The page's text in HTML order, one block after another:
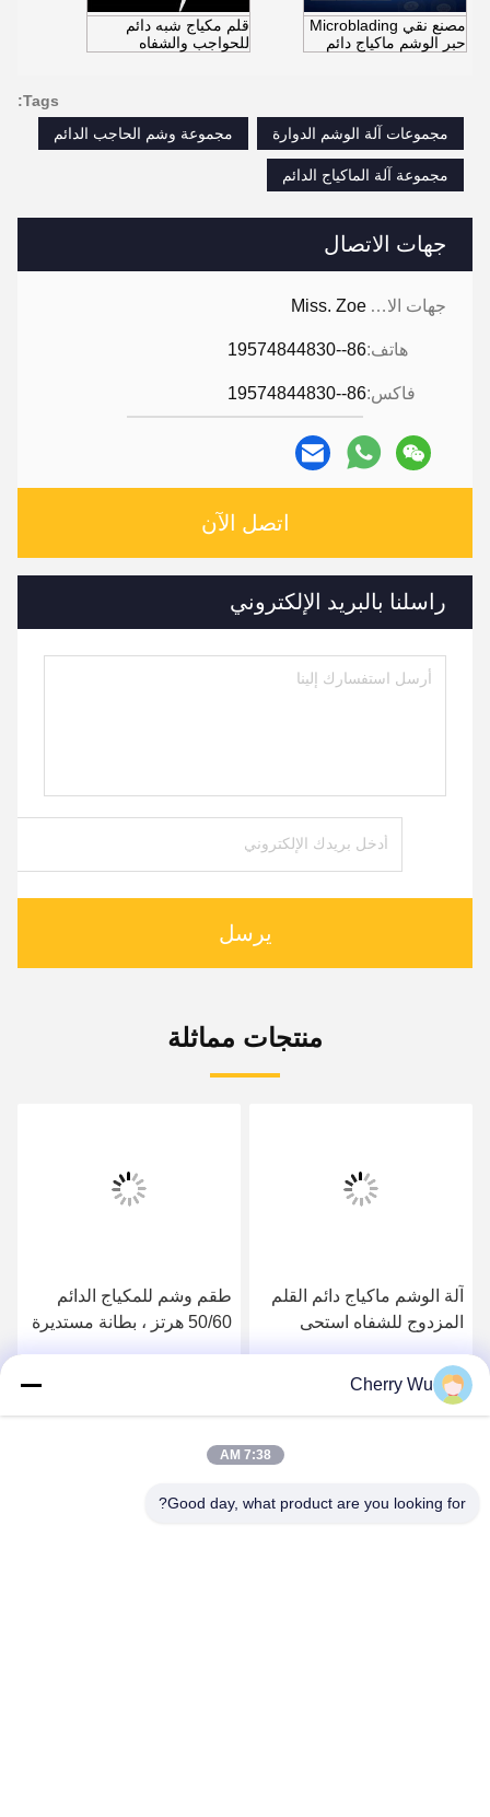
جهات الاتصال
جهات الاتصال: Miss. Zoe
هاتف:86--19574844830
فاكس:86--19574844830
اتصل الآن
راسلنا بالبريد الإلكتروني
يرسل
مصنع نقي Microblading
حبر الوشم ماكياج دائم
قلم مكياج شبه دائم
للحواجب والشفاه
Tags:
مجموعات آلة الوشم الدوارة
مجموعة وشم الحاجب الدائم
مجموعة آلة الماكياج الدائم
منتجات مماثلة
آلة الوشم ماكياج دائم القلم
المزدوج للشفاه استحى
احصل على افضل سعر
طقم وشم للمكياج الدائم
50/60 هرتز ، بطانة مستديرة
Cherry Wu
7:38 AM
Good day, what product are you looking for?